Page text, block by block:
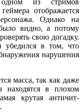
отображается
Однако на
видно, а потому
свою догадку.
убедился в том, что
нарушения
масса, так как даже
находятся в плохом
крутая античит-